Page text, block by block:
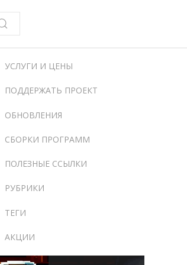
УСЛУГИ И ЦЕНЫ
ПОДДЕРЖАТЬ ПРОЕКТ
ОБНОВЛЕНИЯ
СБОРКИ ПРОГРАММ
ПОЛЕЗНЫЕ ССЫЛКИ
РУБРИКИ
ТЕГИ
АКЦИИ